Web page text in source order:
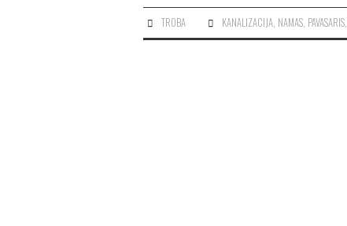
TROBA KANALIZACIJA NAMAS PAVASARIS